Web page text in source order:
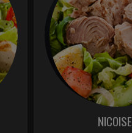
NICOISE